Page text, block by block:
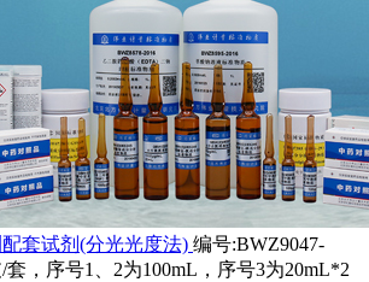
套试剂(分光光度法) 编号:BWZ9047-
套，序号1、2为100mL，序号3为20mL*2